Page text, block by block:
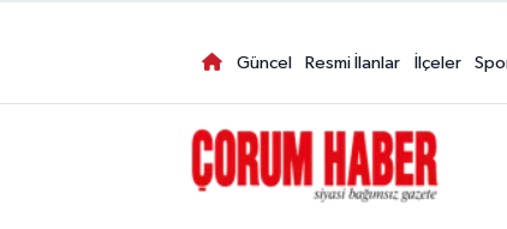
Güncel Resmi İlanlar İlçeler